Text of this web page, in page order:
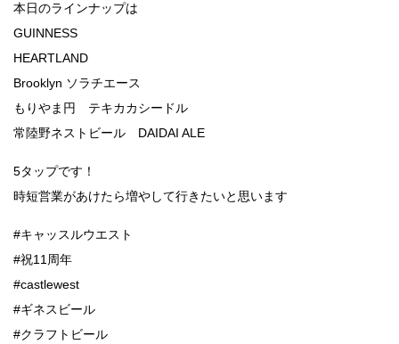
本日のラインナップは
GUINNESS
HEARTLAND
Brooklyn ソラチエース
もりやま円 テキカカシードル
常陸野ネストビール DAIDAI ALE
5タップです！
時短営業があけたら増やして行きたいと思います
#キャッスルウエスト
#祝11周年
#castlewest
#ギネスビール
#クラフトビール